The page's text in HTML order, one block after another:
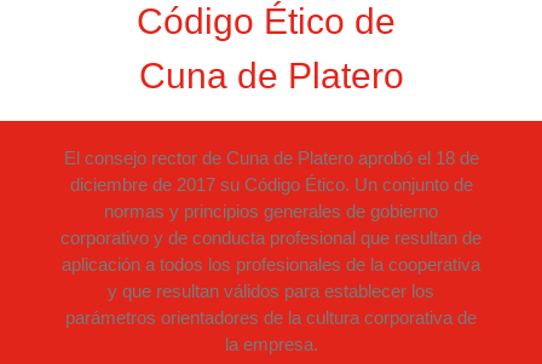
Código Ético de
Cuna de Platero
El consejo rector de Cuna de Platero aprobó el 18 de
diciembre de 2017 su Código Ético. Un conjunto de
normas y principios generales de gobierno
corporativo y de conducta profesional que resultan de
aplicación a todos los profesionales de la cooperativa
y que resultan válidos para establecer los
parámetros orientadores de la cultura corporativa de
la empresa.